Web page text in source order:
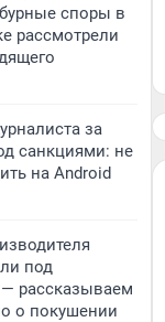
споры в
рассмотрели
за
санкциями: не
на Android
под
— рассказываем
о покушении